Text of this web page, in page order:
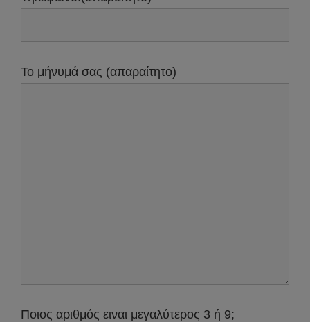
Το μήνυμά σας (απαραίτητο)
Ποιος αριθμός ειναι μεγαλύτερος 3 ή 9;